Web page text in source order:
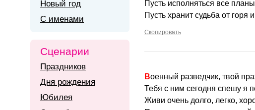
Пусть исполняться все
Пусть хранит судьба от горя
Скопировать
Военный разведчик, твой
Тебя с ним сегодня спешу я
Живи очень долго, легко,
Новый год
С именами
Сценарии
Праздников
Дня рождения
Юбилея